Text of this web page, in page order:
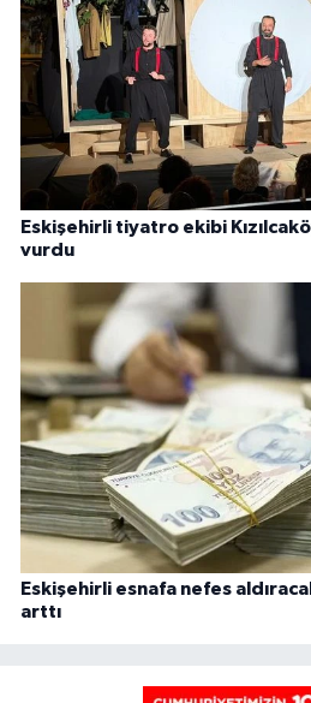
Eskişehirli tiyatro ekibi
vurdu
Eskişehirli esnafa nefes
arttı